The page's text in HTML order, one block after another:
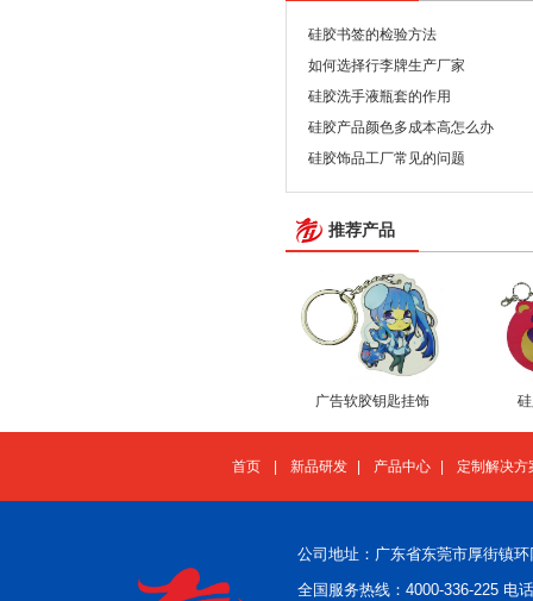
硅胶书签的检验方法
如何选择行李牌生产厂家
硅胶洗手液瓶套的作用
硅胶产品颜色多成本高怎么办
硅胶饰品工厂常见的问题
推荐产品
广告软胶钥匙挂饰
首页 新品研发 产品中心 定制解决方
公司地址：广东省东莞市厚街镇
全国服务热线：4000-336-225 电